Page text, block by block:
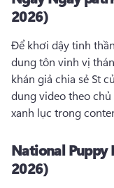
2026)
Để khơi dậy tinh
dung tôn vinh vị
khán giả chia sẻ St
dung video theo chủ
xanh lục trong
National Puppy
2026)